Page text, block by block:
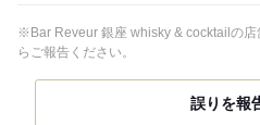
※Bar Reveur 銀座 whisky & cocktailの
らご報告ください。
誤りを報